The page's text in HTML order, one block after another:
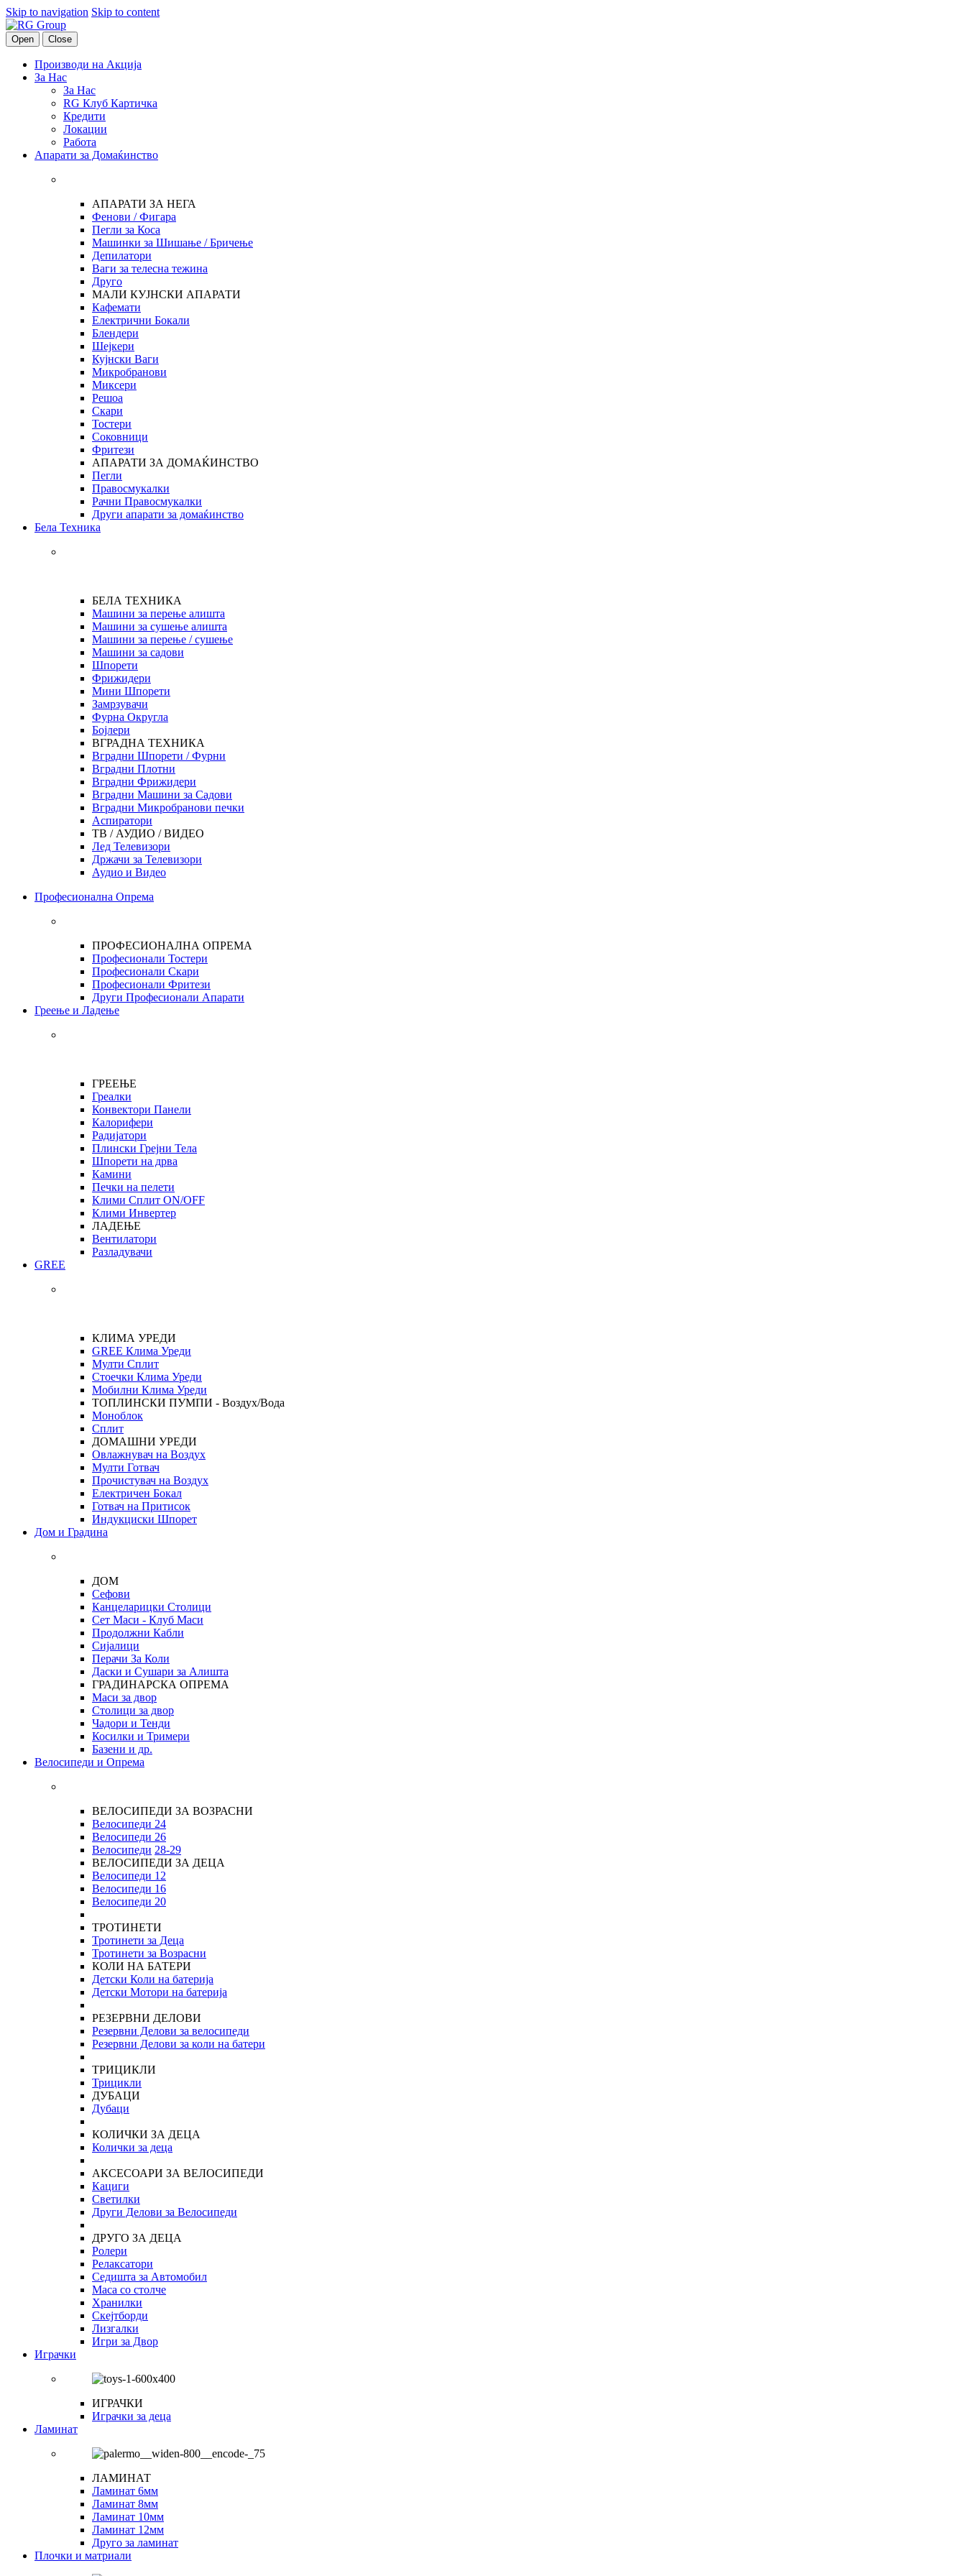
Skip to navigation Skip to content
Open Close
Производи на Акција
За Нас
За Нас
RG Клуб Картичка
Кредити
Локации
Работа
Апарати за Домаќинство
АПАРАТИ ЗА НЕГА
Фенови / Фигара
Пегли за Коса
Машинки за Шишање / Бричење
Депилатори
Ваги за телесна тежина
Друго
МАЛИ КУЈНСКИ АПАРАТИ
Кафемати
Електрични Бокали
Блендери
Шејкери
Кујнски Ваги
Микробранови
Миксери
Решоа
Скари
Тостери
Соковници
Фритези
АПАРАТИ ЗА ДОМАЌИНСТВО
Пегли
Правосмукалки
Рачни Правосмукалки
Други апарати за домаќинство
Бела Техника
БЕЛА ТЕХНИКА
Машини за перење алишта
Машини за сушење алишта
Машини за перење / сушење
Машини за садови
Шпорети
Фрижидери
Мини Шпорети
Замрзувачи
Фурна Округла
Бојлери
ВГРАДНА ТЕХНИКА
Вградни Шпорети / Фурни
Вградни Плотни
Вградни Фрижидери
Вградни Машини за Садови
Вградни Микробранови печки
Аспиратори
ТВ / АУДИО / ВИДЕО
Лед Телевизори
Држачи за Телевизори
Аудио и Видео
Професионална Опрема
ПРОФЕСИОНАЛНА ОПРЕМА
Професионали Тостери
Професионали Скари
Професионали Фритези
Други Професионали Апарати
Греење и Ладење
ГРЕЕЊЕ
Греалки
Конвектори Панели
Калорифери
Радијатори
Плински Грејни Тела
Шпорети на дрва
Камини
Печки на пелети
Клими Сплит ON/OFF
Клими Инвертер
ЛАДЕЊЕ
Вентилатори
Разладувачи
GREE
КЛИМА УРЕДИ
GREE Клима Уреди
Мулти Сплит
Стоечки Клима Уреди
Мобилни Клима Уреди
ТОПЛИНСКИ ПУМПИ - Воздух/Вода
Моноблок
Сплит
ДОМАШНИ УРЕДИ
Овлажнувач на Воздух
Мулти Готвач
Прочистувач на Воздух
Електричен Бокал
Готвач на Притисок
Индукциски Шпорет
Дом и Градина
ДОМ
Сефови
Канцеларицки Столици
Сет Маси - Клуб Маси
Продолжни Кабли
Сијалици
Перачи За Коли
Даски и Сушари за Алишта
ГРАДИНАРСКА ОПРЕМА
Маси за двор
Столици за двор
Чадори и Тенди
Косилки и Тримери
Базени и др.
Велосипеди и Опрема
ВЕЛОСИПЕДИ ЗА ВОЗРАСНИ
Велосипеди 24
Велосипеди 26
Велосипеди 28-29
ВЕЛОСИПЕДИ ЗА ДЕЦА
Велосипеди 12
Велосипеди 16
Велосипеди 20
ТРОТИНЕТИ
Тротинети за Деца
Тротинети за Возрасни
КОЛИ НА БАТЕРИ
Детски Коли на батерија
Детски Мотори на батерија
РЕЗЕРВНИ ДЕЛОВИ
Резервни Делови за велосипеди
Резервни Делови за коли на батери
ТРИЦИКЛИ
Трицикли
ДУБАЦИ
Дубаци
КОЛИЧКИ ЗА ДЕЦА
Колички за деца
АКСЕСОАРИ ЗА ВЕЛОСИПЕДИ
Кациги
Светилки
Други Делови за Велосипеди
ДРУГО ЗА ДЕЦА
Ролери
Релаксатори
Седишта за Автомобил
Маса со столче
Хранилки
Скејтборди
Лизгалки
Игри за Двор
Играчки
ИГРАЧКИ
Играчки за деца
Ламинат
ЛАМИНАТ
Ламинат 6мм
Ламинат 8мм
Ламинат 10мм
Ламинат 12мм
Друго за ламинат
Плочки и матриали